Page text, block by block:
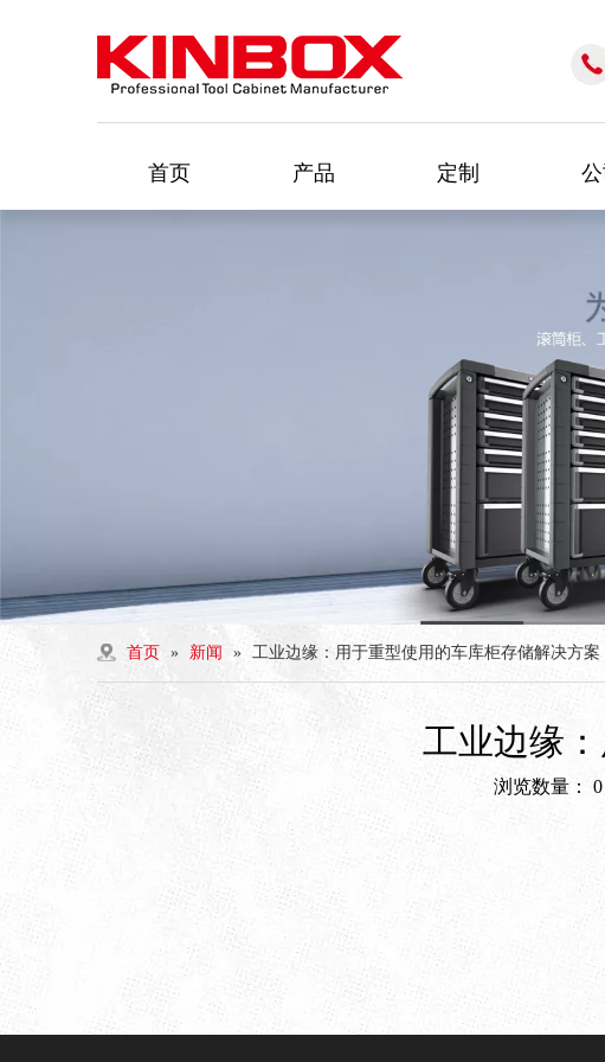
首页 产品 定制 公
首页 » 新闻 » 工业边缘：用于重型使用的车库柜存储解决方案
工业边缘
浏览数量： 0